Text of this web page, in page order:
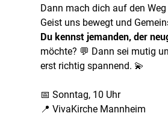
Dann mach dich auf den
Geist uns bewegt und
Du kennst jemanden, der
möchte? 💬 Dann sei mutig
erst richtig spannend. 💫
📅 Sonntag, 10 Uhr
📍 VivaKirche Mannheim